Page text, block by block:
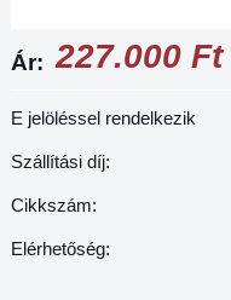
Ár: 227.000 Ft
E jelöléssel rendelkezik
Szállítási díj:
Cikkszám:
Elérhetőség: